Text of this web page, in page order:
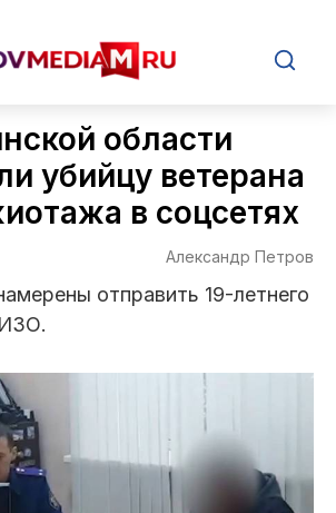
области
убийцу ветерана
в соцсетях
Александр Петров
отправить 19-летнего